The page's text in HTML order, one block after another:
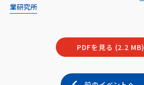
業研究所
PDFを見る (2.2 MB)